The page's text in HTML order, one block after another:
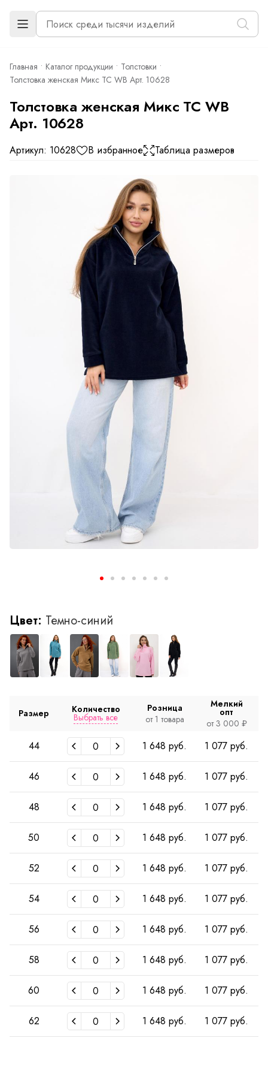
Главная Каталог продукции
Толстовки
Толстовка женская Микс ТС WB Арт. 10628
Толстовка женская Микс ТС WB
Арт. 10628
Артикул: 10628 В избранное Таблица размеров
Цвет: Темно-синий
Размер Количество
Выбрать все
Розница
от 1 товара
Мелкий
опт
от 3 000 ₽
44 1 648 руб. 1 077 руб.
46 1 648 руб. 1 077 руб.
48 1 648 руб. 1 077 руб.
50 1 648 руб. 1 077 руб.
52 1 648 руб. 1 077 руб.
54 1 648 руб. 1 077 руб.
56 1 648 руб. 1 077 руб.
58 1 648 руб. 1 077 руб.
60 1 648 руб. 1 077 руб.
62 1 648 руб. 1 077 руб.